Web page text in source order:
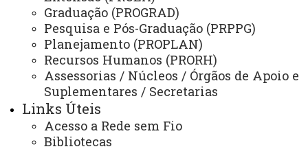
Graduação (PROGRAD)
Pesquisa e Pós-Graduação (PRPPG)
Planejamento (PROPLAN)
Recursos Humanos (PRORH)
Assessorias / Núcleos / Órgãos de Apoio e
Suplementares / Secretarias
Links Úteis
Acesso a Rede sem Fio
Bibliotecas
NÚCLEOS
NeadUni - Núcleo de Educação a Distância
NEE - Núcleo de Estações Experimentais
NTI - Núcleo de Tecnologia da Informação